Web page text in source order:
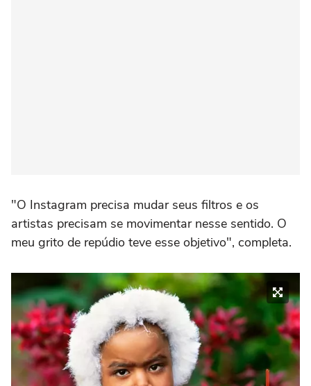
"O Instagram precisa mudar seus filtros e os
artistas precisam se movimentar nesse sentido. O
meu grito de repúdio teve esse objetivo", completa.